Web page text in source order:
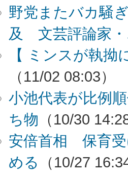
野党またバカ騒
及 文芸評論家
【 ミンスが執
（11/02 08:03）
小池代表が比例
ち物 （10/30
安倍首相 保育
める
（10/27